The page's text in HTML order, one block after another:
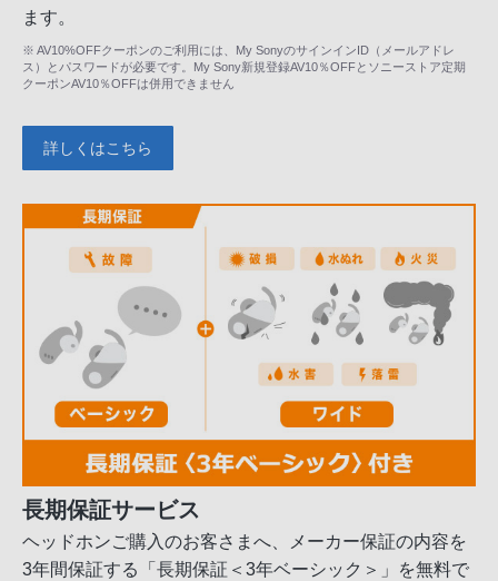
ます。
※ AV10%OFFクーポンのご利用には、My SonyのサインインID（メールアドレ
ス）とパスワードが必要です。My Sony新規登録AV10％OFFとソニーストア定期
クーポンAV10％OFFは併用できません
詳しくはこちら
長期保証サービス
ヘッドホンご購入のお客さまへ、メーカー保証の内容を
3年間保証する「長期保証＜3年ベーシック＞」を無料で